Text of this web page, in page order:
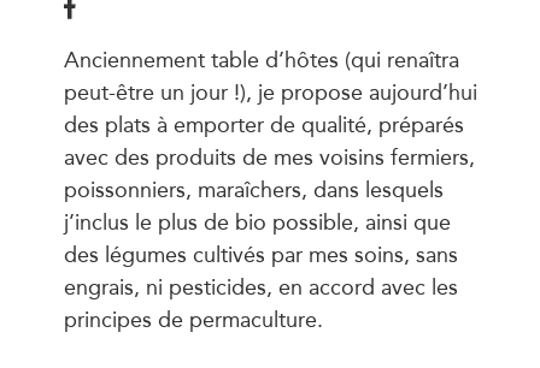
Anciennement table d’hôtes (qui renaîtra
peut-être un jour !), je propose aujourd’hui
des plats à emporter de qualité, préparés
avec des produits de mes voisins fermiers,
poissonniers, maraîchers, dans lesquels
j’inclus le plus de bio possible, ainsi que
des légumes cultivés par mes soins, sans
engrais, ni pesticides, en accord avec les
principes de permaculture.